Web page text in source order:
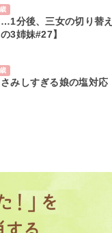
分後、三女の切り替
3姉妹#27】
みしすぎる娘の塩対応